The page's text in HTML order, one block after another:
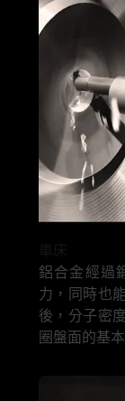
車床
鋁合金經過
力，同時也
後，分子密
圈盤面的基